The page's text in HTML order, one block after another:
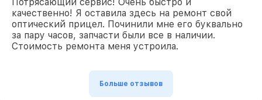
качественно! Я оставила здесь на ремонт свой
оптический прицел. Починили мне его буквально
за пару часов, запчасти были все в наличии.
Стоимость ремонта меня устроила.
Больше отзывов